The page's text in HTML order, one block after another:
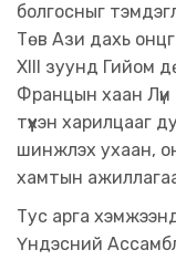
болгосныг
Төв Ази дахь
XIII зуунд Гийом
Францын хаан
түүхэн харилцааг
шинжлэх ухаан,
хамтын
Тус арга
Үндэсний